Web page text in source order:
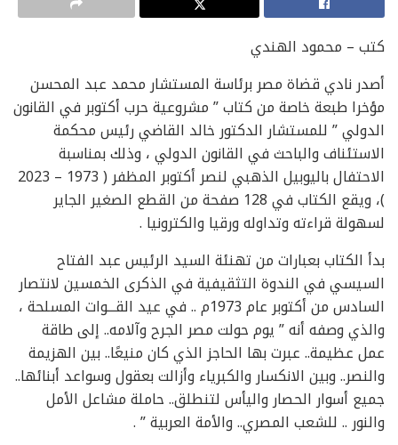
كتب – محمود الهندي
أصدر نادي قضاة مصر برئاسة المستشار محمد عبد المحسن
مؤخرا طبعة خاصة من كتاب ” مشروعية حرب أكتوبر في القانون
الدولي ” للمستشار الدكتور خالد القاضي رئيس محكمة
الاستئناف والباحث في القانون الدولي ، وذلك بمناسبة
الاحتفال باليوبيل الذهبي لنصر أكتوبر المظفر ( 1973 – 2023
)، ويقع الكتاب في 128 صفحة من القطع الصغير الجاير
لسهولة قراءته وتداوله ورقيا والكترونيا .
بدأ الكتاب بعبارات من تهنئة السيد الرئيس عبد الفتاح
السيسي في الندوة التثقيفية في الذكرى الخمسين لانتصار
السادس من أكتوبر عام 1973م .. في عيد القـــوات المسلحة ،
والذي وصفه أنه ” يوم حولت مصر الجرح وآلامه.. إلى طاقة
عمل عظيمة.. عبرت بها الحاجز الذي كان منيعًا.. بين الهزيمة
والنصر.. وبين الانكسار والكبرياء وأزالت بعقول وسواعد أبنائها..
جميع أسوار الحصار واليأس لتنطلق.. حاملة مشاعل الأمل
والنور .. للشعب المصري.. والأمة العربية ” .